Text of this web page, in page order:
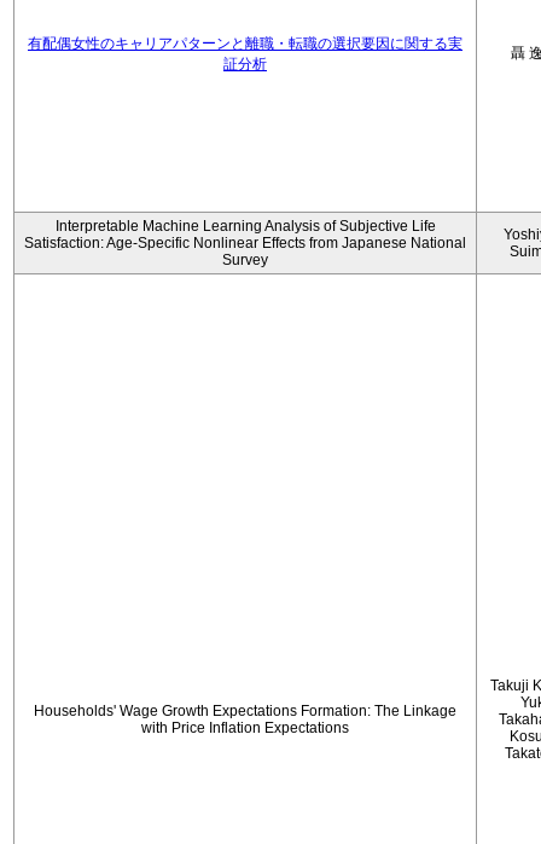
有配偶女性のキャリアパターンと離職・転職の選択要因に関する実
証分析
聶
Interpretable Machine Learning Analysis of Subjective Life
Satisfaction: Age-Specific Nonlinear Effects from Japanese National
Survey
Households' Wage Growth Expectations Formation: The Linkage
with Price Inflation Expectations
Takuji